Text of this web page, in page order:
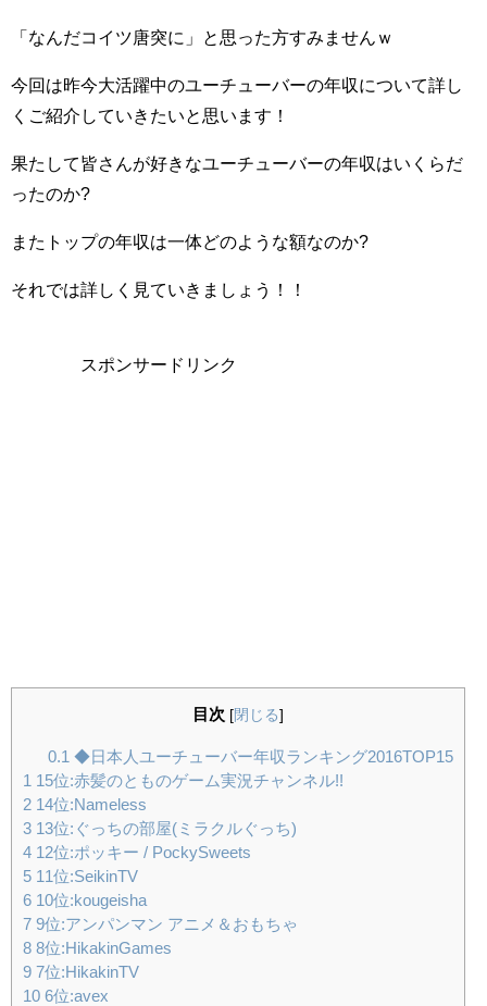
「なんだコイツ唐突に」と思った方すみませんｗ
今回は昨今大活躍中のユーチューバーの年収について詳し
くご紹介していきたいと思います！
果たして皆さんが好きなユーチューバーの年収はいくらだ
ったのか?
またトップの年収は一体どのような額なのか?
それでは詳しく見ていきましょう！！
スポンサードリンク
目次 [閉じる]
0.1 ◆日本人ユーチューバー年収ランキング2016TOP15
1 15位:赤髪のとものゲーム実況チャンネル!!
2 14位:Nameless
3 13位:ぐっちの部屋(ミラクルぐっち)
4 12位:ポッキー / PockySweets
5 11位:SeikinTV
6 10位:kougeisha
7 9位:アンパンマン アニメ＆おもちゃ
8 8位:HikakinGames
9 7位:HikakinTV
10 6位:avex